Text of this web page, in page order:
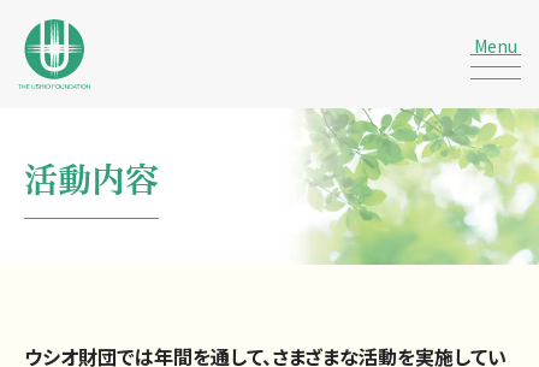
活動内容
ウシオ財団では年間を通して、さまざまな活動を実施してい